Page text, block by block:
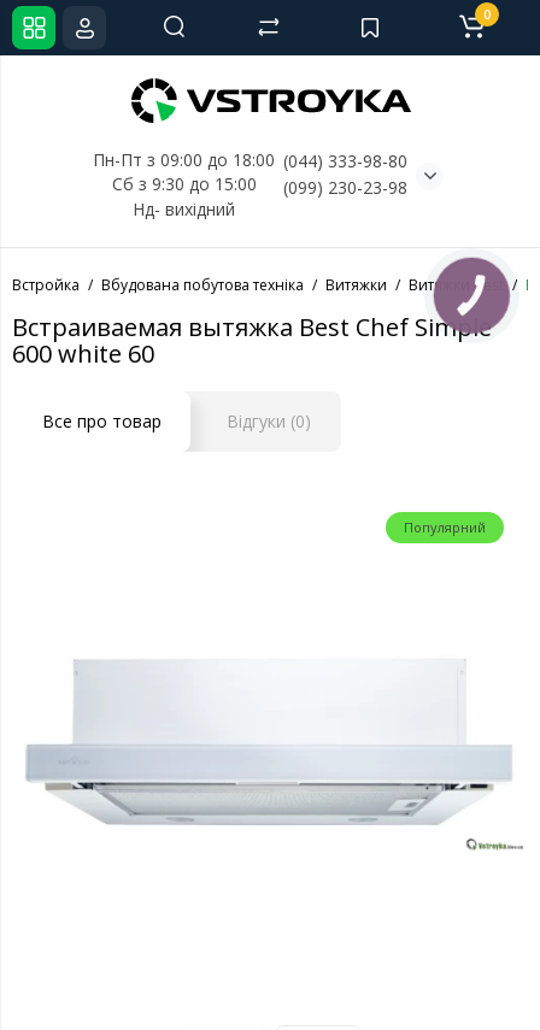
Пн-Пт з 09:00 до 18:00
Сб з 9:30 до 15:00
Нд- вихідний
(044) 333-98-80
(099) 230-23-98
0
Встройка Вбудована побутова техніка Витяжки Витяжки Best
Встраиваемая вытяжка Best Chef Simple
600 white 60
Все про товар Відгуки (0)
Популярний
КНОПКА
СВЯЗИ